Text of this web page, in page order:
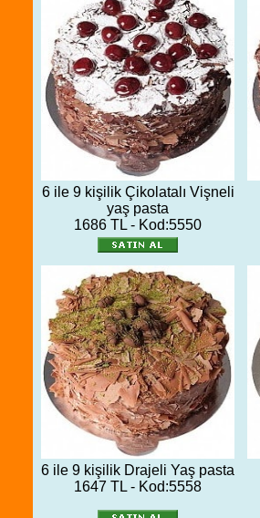
6 ile 9 kişilik Çikolatalı Vişneli
yaş pasta
1686 TL - Kod:5550
6 ile 9 kişilik Drajeli Yaş pasta
1647 TL - Kod:5558